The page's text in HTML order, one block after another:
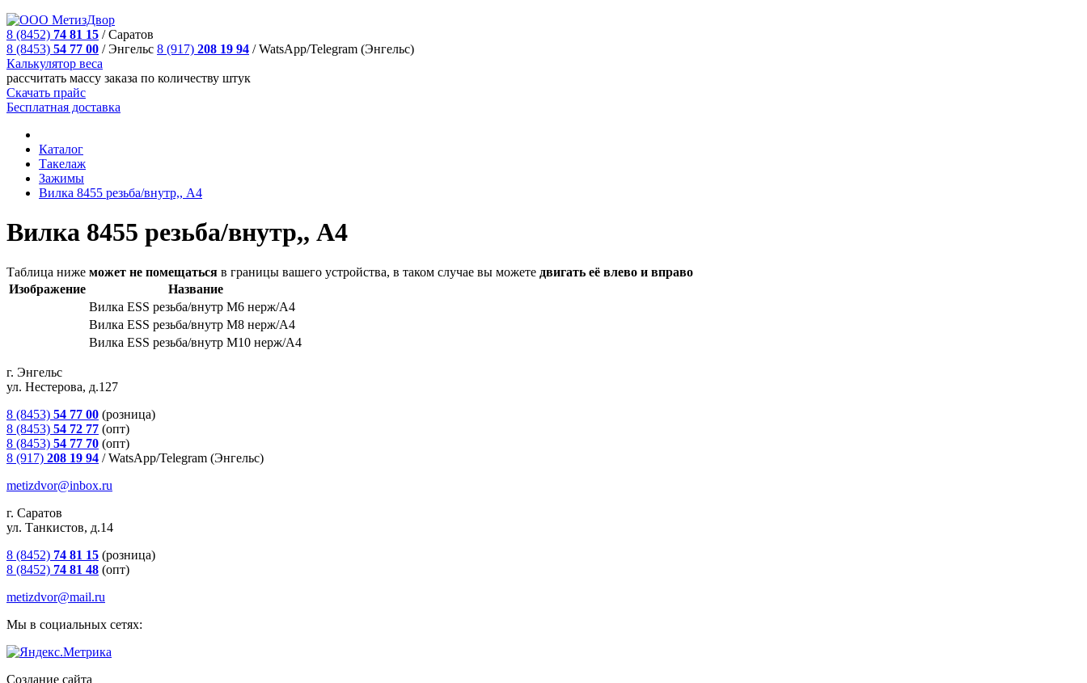
8 (8452) 74 81 15 /Саратов
8 (8453) 54 77 00 /Энгельс 8 (917) 208 19 94 /WatsApp/Telegram (Энгельс)
Калькулятор веса
рассчитать массу заказа по количеству штук
Скачать прайс
Бесплатная доставка
Каталог
Такелаж
Зажимы
Вилка 8455 резьба/внутр,, A4
Вилка 8455 резьба/внутр,, A4
Таблица ниже может не помещаться в границы вашего устройства, в таком случае вы можете двигать её влево и вправо
Изображение
Название
Вилка ESS резьба/внутр М6 нерж/А4
Вилка ESS резьба/внутр М8 нерж/А4
Вилка ESS резьба/внутр М10 нерж/А4
г. Энгельс
ул. Нестерова, д.127
8 (8453) 54 77 00 (розница)
8 (8453) 54 72 77 (опт)
8 (8453) 54 77 70 (опт)
8 (917) 208 19 94 /WatsApp/Telegram (Энгельс)
metizdvor@inbox.ru
г. Саратов
ул. Танкистов, д.14
8 (8452) 74 81 15 (розница)
8 (8452) 74 81 48 (опт)
metizdvor@mail.ru
Мы в социальных сетях:
Создание сайта